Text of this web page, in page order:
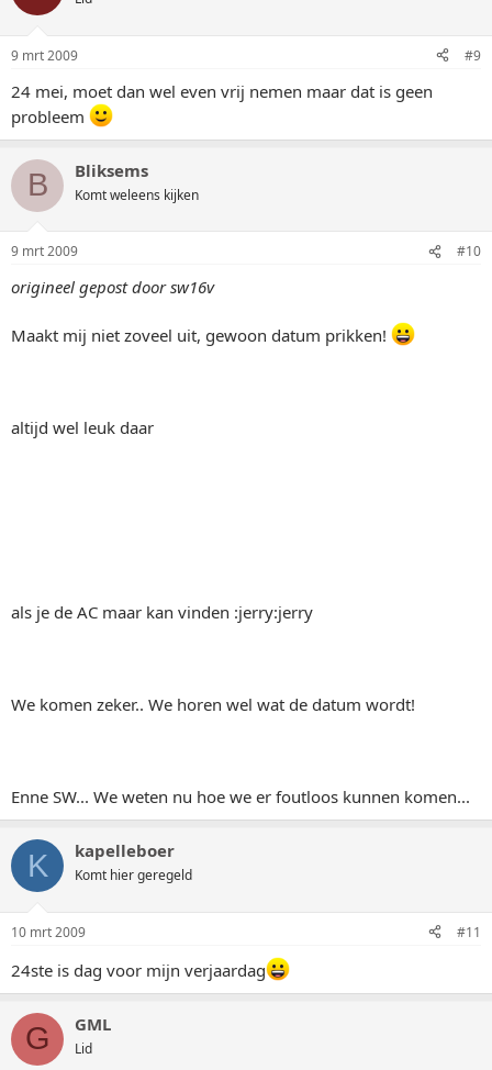
9 mrt 2009 #9
24 mei, moet dan wel even vrij nemen maar dat is geen
probleem
B Bliksems
Komt weleens kijken
9 mrt 2009 #10
origineel gepost door sw16v
Maakt mij niet zoveel uit, gewoon datum prikken!
altijd wel leuk daar
als je de AC maar kan vinden :jerry:jerry
We komen zeker.. We horen wel wat de datum wordt!
Enne SW... We weten nu hoe we er foutloos kunnen komen...
K kapelleboer
Komt hier geregeld
10 mrt 2009 #11
24ste is dag voor mijn verjaardag
G GML
Lid